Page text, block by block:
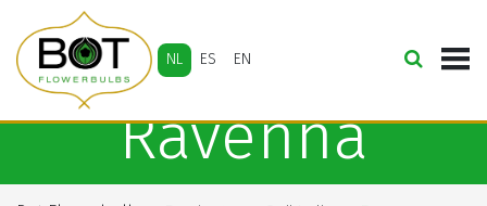
NL ES EN
Ravenna